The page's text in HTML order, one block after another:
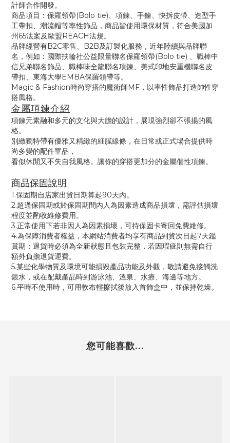
計師合作開發。
商品項目：保羅領帶(Bolo tie)、項鍊、手鍊、快拆皮帶、造型手
工帶扣、潮流帽等率性飾品，商品皆使用環保材質，符合美國加
州65法案及歐盟REACH法規。
品牌經營有B2C零售、B2B及訂製化服務，近年陸續與品牌聯
名，例如：國際扶輪社公益限量聯名保羅領帶(Bolo tie) 、職棒中
信兄弟聯名飾品、職棒味全龍聯名項鍊、美式印地安重機聯名皮
帶扣、東海大學EMBA保羅領帶等。
Magic & Fashion時尚穿搭的魔術師MF，以率性飾品打造帥性穿
搭風格。
金屬項鍊介紹
項鍊元素融和多元的文化與大膽的設計 ， 展現強烈卻不張揚的風
格。
別緻獨特帶有優雅又精緻的細膩線條，在日常或正式場合提供時
尚多變的配件單品 ，
看似休閒又不失自我風格。 讓你的穿搭更加分的金屬個性項鍊。
商品保固說明
1.保固期自店家出貨日期算起90天內。
2.超過保固期或於保固期間內人為因素造成商品損壞，需評估損壞
程度並酌收維修費用。
3.正常使用下若非因人為因素損壞，可持保固卡寄回免費維修。
4.為保障消費者權益，本網站消費者均享有商品到貨次日起7天鑑
賞期；退貨時必須為全新狀態且包裝完整，若因瑕疵則無需自行
額外負擔退貨運費。
5.某些化學物質及環境可能損毀產品功能及外觀，敬請避免接觸洗
銀水，或在配戴產品時到游泳池、溫泉、水療、海邊等地方。
6.平時不使用時，可用軟布輕擦拭後放入首飾盒中，並保持乾燥。
您可能喜歡...